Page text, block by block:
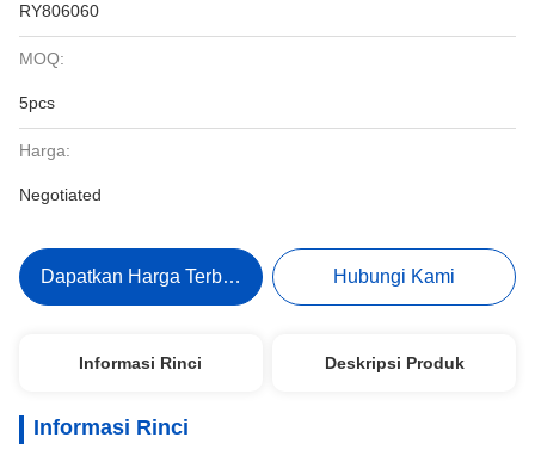
RY806060
MOQ:
5pcs
Harga:
Negotiated
Dapatkan Harga Terbaik Hubungi Kami
Informasi Rinci Deskripsi Produk
Informasi Rinci